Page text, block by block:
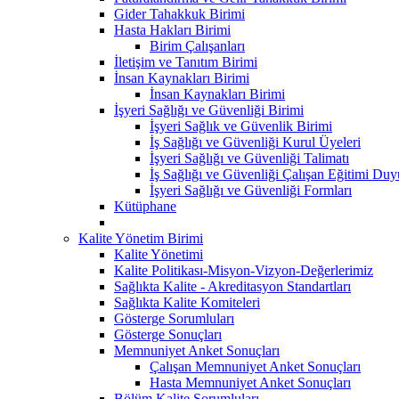
Gider Tahakkuk Birimi
Hasta Hakları Birimi
Birim Çalışanları
İletişim ve Tanıtım Birimi
İnsan Kaynakları Birimi
İnsan Kaynakları Birimi
İşyeri Sağlığı ve Güvenliği Birimi
İşyeri Sağlık ve Güvenlik Birimi
İş Sağlığı ve Güvenliği Kurul Üyeleri
İşyeri Sağlığı ve Güvenliği Talimatı
İş Sağlığı ve Güvenliği Çalışan Eğitimi
İşyeri Sağlığı ve Güvenliği Formları
Kütüphane
Kalite Yönetim Birimi
Kalite Yönetimi
Kalite Politikası-Misyon-Vizyon-Değerlerimiz
Sağlıkta Kalite - Akreditasyon Standartları
Sağlıkta Kalite Komiteleri
Gösterge Sorumluları
Gösterge Sonuçları
Memnuniyet Anket Sonuçları
Çalışan Memnuniyet Anket Sonuçları
Hasta Memnuniyet Anket Sonuçları